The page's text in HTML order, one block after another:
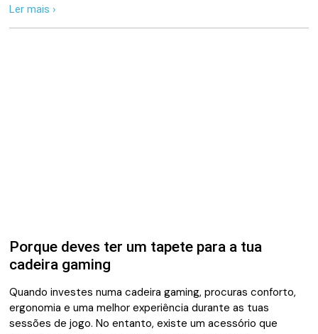
Ler mais ›
Porque deves ter um tapete para a tua
cadeira gaming
Quando investes numa cadeira gaming, procuras conforto,
ergonomia e uma melhor experiência durante as tuas
sessões de jogo. No entanto, existe um acessório que